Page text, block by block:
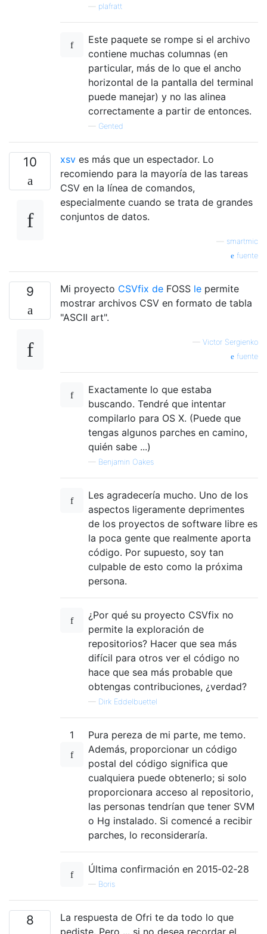
plafratt
Este paquete se rompe si el archivo
contiene muchas columnas (en
particular, más de lo que el ancho
horizontal de la pantalla del terminal
puede manejar) y no las alinea
correctamente a partir de entonces.
— Gented
10 xsv es más que un espectador. Lo
recomiendo para la mayoría de las tareas
CSV en la línea de comandos,
especialmente cuando se trata de grandes
conjuntos de datos.
smartmic
fuente
9 Mi proyecto CSVfix de FOSS le permite
mostrar archivos CSV en formato de tabla
"ASCII art".
— Victor Sergienko
fuente
Exactamente lo que estaba
buscando. Tendré que intentar
compilarlo para OS X. (Puede que
tengas algunos parches en camino,
quién sabe ...)
— Benjamin Oakes
Les agradecería mucho. Uno de los
aspectos ligeramente deprimentes
de los proyectos de software libre es
la poca gente que realmente aporta
código. Por supuesto, soy tan
culpable de esto como la próxima
persona.
¿Por qué su proyecto CSVfix no
permite la exploración de
repositorios? Hacer que sea más
difícil para otros ver el código no
hace que sea más probable que
obtengas contribuciones, ¿verdad?
— Dirk Eddelbuettel
1
Pura pereza de mi parte, me temo.
Además, proporcionar un código
postal del código significa que
cualquiera puede obtenerlo; si solo
proporcionara acceso al repositorio,
las personas tendrían que tener SVM
o Hg instalado. Si comencé a recibir
parches, lo reconsideraría.
Última confirmación en 2015‑02‑28
— Boris
8
La respuesta de Ofri te da todo lo que